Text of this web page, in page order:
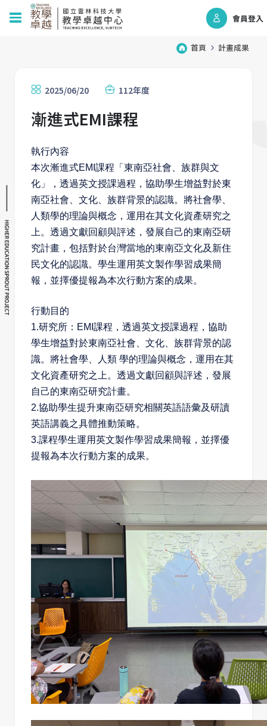
會員登入
首頁 計畫成果
2025/06/20 112年度
漸進式EMI課程
執行內容
本次漸進式EMI課程「東南亞社會、族群與文
化」，透過英文授課過程，協助學生增益對於東
南亞社會、文化、族群背景的認識。將社會學、
人類學的理論與概念，運用在其文化資產研究之
上。透過文獻回顧與評述，發展自己的東南亞研
究計畫，包括對於台灣當地的東南亞文化及新住
民文化的認識。學生運用英文製作學習成果簡
報，並擇優提報為本次行動方案的成果。
行動目的
1.研究所： EMI 課程，透過英文授課過程，協助
學生增益對於東南亞社會、文化、族群背景的認
識。將社會學、人類 學的理論與概念，運用在其
文化資產研究之上。透過文獻回顧與評述，發展
自己的東南亞研究計畫。
2.協助學生提升東南亞研究相關英語語彙及研讀
英語講義之具體推動策略。
3.課程學生運用英文製作學習成果簡報，並擇優
提報為本次行動方案的成果。